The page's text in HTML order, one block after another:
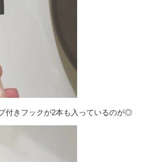
付きフックが2本も入っているのが◎